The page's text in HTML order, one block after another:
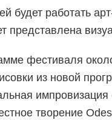
будет работать
представлена
фестиваля
из новой
импровизация
творение